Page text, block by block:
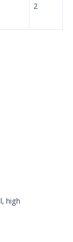
2
high